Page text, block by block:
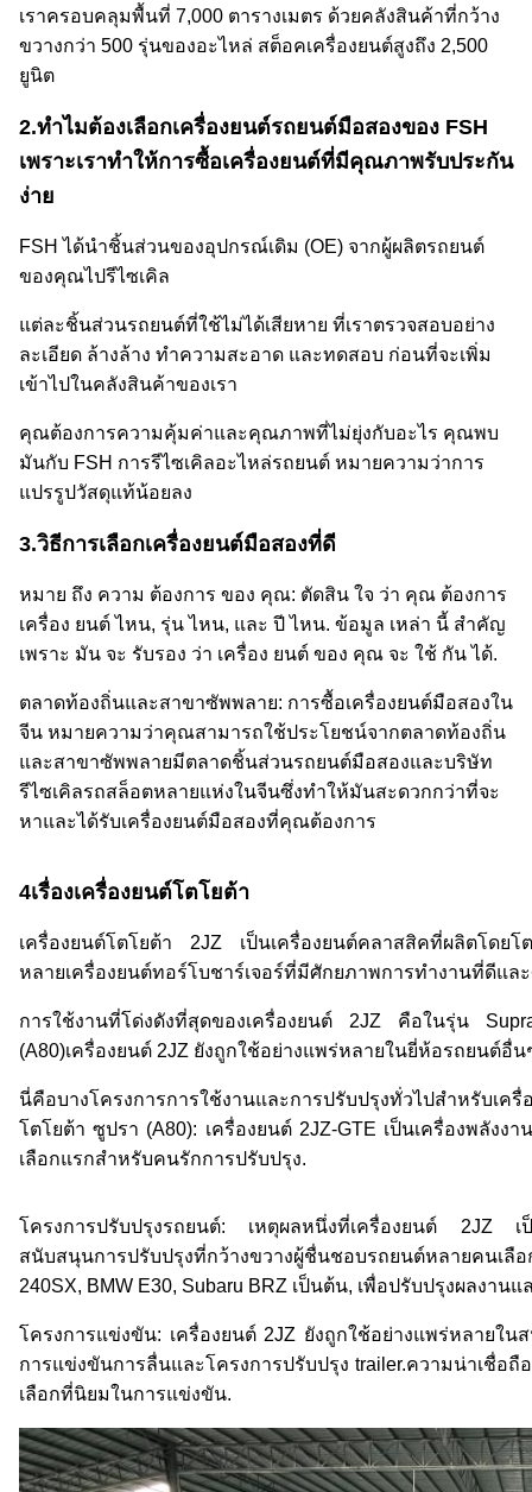
เราครอบคลุมพื้นที่ 7,000 ตารางเมตร ด้วยคลังสินค้าที่กว้าง
ขวางกว่า 500 รุ่นของอะไหล่ สต็อคเครื่องยนต์สูงถึง 2,500
ยูนิต
2.ทําไมต้องเลือกเครื่องยนต์รถยนต์มือสองของ FSH
เพราะเราทําให้การซื้อเครื่องยนต์ที่มีคุณภาพรับประกัน
ง่าย
FSH ได้นําชิ้นส่วนของอุปกรณ์เดิม (OE) จากผู้ผลิตรถยนต์
ของคุณไปรีไซเคิล
แต่ละชิ้นส่วนรถยนต์ที่ใช้ไม่ได้เสียหาย ที่เราตรวจสอบอย่าง
ละเอียด ล้างล้าง ทําความสะอาด และทดสอบ ก่อนที่จะเพิ่ม
เข้าไปในคลังสินค้าของเรา
คุณต้องการความคุ้มค่าและคุณภาพที่ไม่ยุ่งกับอะไร คุณพบ
มันกับ FSH การรีไซเคิลอะไหล่รถยนต์ หมายความว่าการ
แปรรูปวัสดุแท้น้อยลง
3.วิธีการเลือกเครื่องยนต์มือสองที่ดี
หมาย ถึง ความ ต้องการ ของ คุณ: ตัดสิน ใจ ว่า คุณ ต้องการ
เครื่อง ยนต์ ไหน, รุ่น ไหน, และ ปี ไหน. ข้อมูล เหล่า นี้ สําคัญ
เพราะ มัน จะ รับรอง ว่า เครื่อง ยนต์ ของ คุณ จะ ใช้ กัน ได้.
ตลาดท้องถิ่นและสาขาซัพพลาย: การซื้อเครื่องยนต์มือสองใน
จีน หมายความว่าคุณสามารถใช้ประโยชน์จากตลาดท้องถิ่น
และสาขาซัพพลายมีตลาดชิ้นส่วนรถยนต์มือสองและบริษัท
รีไซเคิลรถสล็อตหลายแห่งในจีนซึ่งทําให้มันสะดวกกว่าที่จะ
หาและได้รับเครื่องยนต์มือสองที่คุณต้องการ
4เรื่องเครื่องยนต์โตโยต้า
เครื่องยนต์โตโยต้า 2JZ เป็นเครื่องยนต์คลาสสิคที่ผลิตโดย
หลายเครื่องยนต์ทอร์โบชาร์เจอร์ที่มีศักยภาพการทํางานที่ดีแล
การใช้งานที่โด่งดังที่สุดของเครื่องยนต์ 2JZ คือในรุ่น
(A80)เครื่องยนต์ 2JZ ยังถูกใช้อย่างแพร่หลายในยี่ห้อรถยนต์อื่
นี่คือบางโครงการการใช้งานและการปรับปรุงทั่วไปสําหรับเครื่
โตโยต้า ซูปรา (A80): เครื่องยนต์ 2JZ-GTE เป็นเครื่องพลังง
เลือกแรกสําหรับคนรักการปรับปรุง.
โครงการปรับปรุงรถยนต์: เหตุผลหนึ่งที่เครื่องยนต์ 2JZ
สนับสนุนการปรับปรุงที่กว้างขวางผู้ชื่นชอบรถยนต์หลายคนเลือ
240SX, BMW E30, Subaru BRZ เป็นต้น, เพื่อปรับปรุงผลงาน
โครงการแข่งขัน: เครื่องยนต์ 2JZ ยังถูกใช้อย่างแพร่หลายใ
การแข่งขันการลื่นและโครงการปรับปรุง trailer.ความน่าเชื่อ
เลือกที่นิยมในการแข่งขัน.